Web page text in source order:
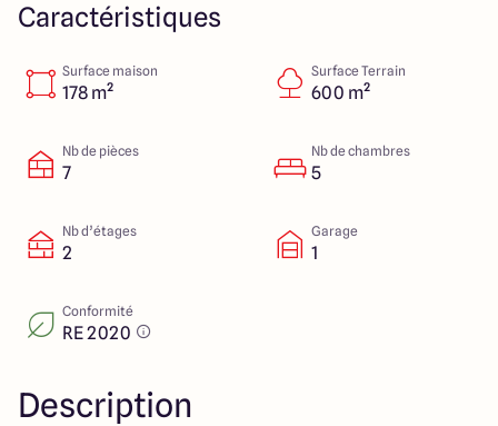
4.7 4.7
Caractéristiques
Surface maison
178 m²
Surface Terrain
600 m²
Nb de pièces
7
Nb de chambres
5
Nb d’étages
2
Garage
1
Conformité
RE 2020
Description